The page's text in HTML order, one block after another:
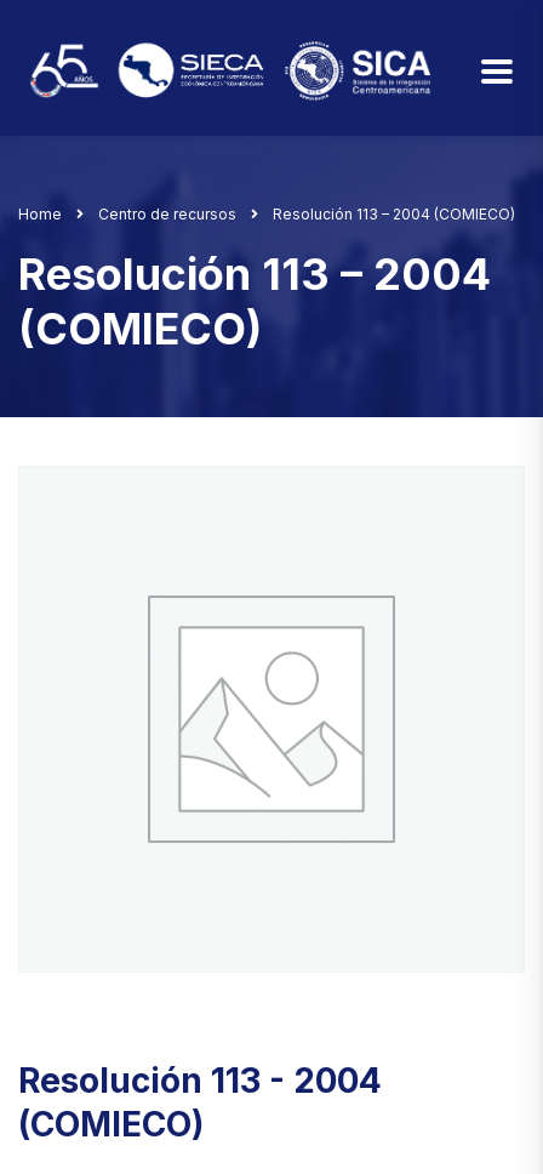
Home Centro de recursos Resolución 113 – 2004 (COMIECO)
Resolución 113 – 2004
(COMIECO)
Resolución 113 - 2004
(COMIECO)